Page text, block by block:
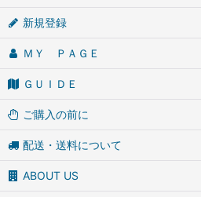
新規登録
ＭＹ ＰＡＧＥ
ＧＵＩＤＥ
ご購入の前に
配送・送料について
ABOUT US